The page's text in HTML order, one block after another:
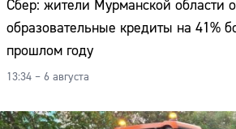
Сбер: жители Мурманской области
образовательные кредиты на 41%
прошлом году
13:34 – 6 августа